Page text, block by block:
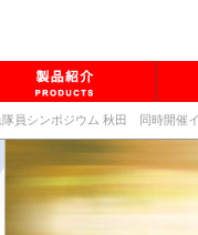
員シンポジウム 秋田 同時開催